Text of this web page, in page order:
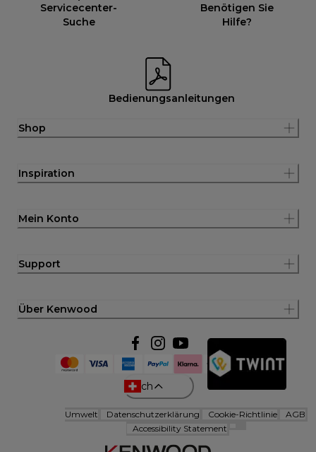
Servicecenter-
Suche
Benötigen Sie
Hilfe?
Bedienungsanleitungen
Shop
Inspiration
Mein Konto
Support
Über Kenwood
ch
Umwelt Datenschutzerklärung Cookie-Richtlinie
AGB
Accessibility Statement